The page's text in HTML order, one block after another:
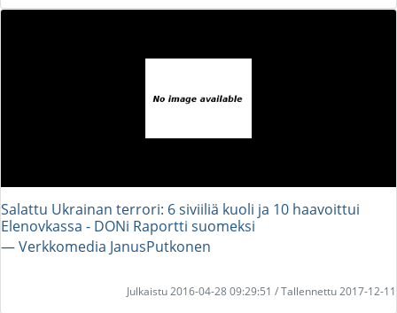
Salattu Ukrainan terrori: 6 siviiliä kuoli ja 10 haavoittui
Elenovkassa - DONi Raportti suomeksi
― Verkkomedia JanusPutkonen
Julkaistu 2016-04-28 09:29:51 / Tallennettu 2017-12-11